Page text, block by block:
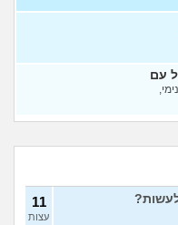
עצות
עם
11
עצות